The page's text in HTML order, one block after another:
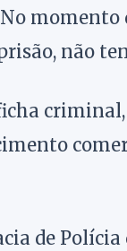
não
de